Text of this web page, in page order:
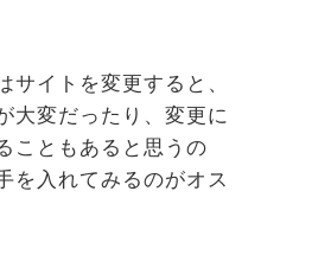
サイトを変更すると、
大変だったり、変更に
こともあると思うの
を入れてみるのがオス